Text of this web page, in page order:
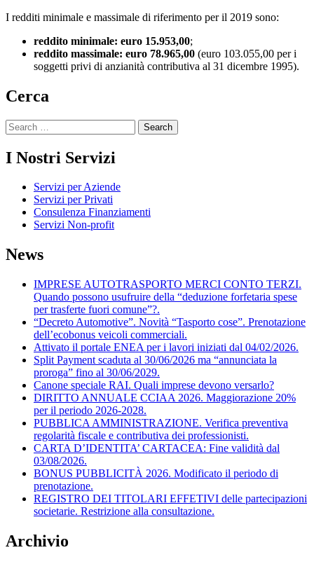
I redditi minimale e massimale di riferimento per il 2019 sono:
reddito minimale: euro 15.953,00;
reddito massimale: euro 78.965,00 (euro 103.055,00 per i
soggetti privi di anzianità contributiva al 31 dicembre 1995).
Cerca
Search
for:
I Nostri Servizi
Servizi per Aziende
Servizi per Privati
Consulenza Finanziamenti
Servizi Non-profit
News
IMPRESE AUTOTRASPORTO MERCI CONTO TERZI.
Quando possono usufruire della “deduzione forfetaria spese
per trasferte fuori comune”?.
“Decreto Automotive”. Novità “Tasporto cose”. Prenotazione
dell’ecobonus veicoli commerciali.
Attivato il portale ENEA per i lavori iniziati dal 04/02/2026.
Split Payment scaduta al 30/06/2026 ma “annunciata la
proroga” fino al 30/06/2029.
Canone speciale RAI. Quali imprese devono versarlo?
DIRITTO ANNUALE CCIAA 2026. Maggiorazione 20%
per il periodo 2026-2028.
PUBBLICA AMMINISTRAZIONE. Verifica preventiva
regolarità fiscale e contributiva dei professionisti.
CARTA D’IDENTITA’ CARTACEA: Fine validità dal
03/08/2026.
BONUS PUBBLICITÀ 2026. Modificato il periodo di
prenotazione.
REGISTRO DEI TITOLARI EFFETIVI delle partecipazioni
societarie. Restrizione alla consultazione.
Archivio